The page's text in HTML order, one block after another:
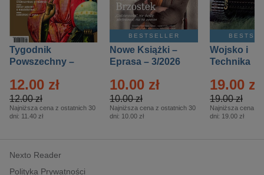
Tygodnik
Powszechny –
12.00 zł
12.00 zł
Najniższa cena z ostatnich 30
dni: 11.40 zł
BESTSELLER
Nowe Książki –
Eprasa – 3/2026
10.00 zł
10.00 zł
Najniższa cena z ostatnich 30
dni: 10.00 zł
Wojsko i
Technika
– 2/2026
19.00 zł
19.00 zł
Najniższa cena z
dni: 19.00 zł
Nexto Reader
Polityka Prywatności